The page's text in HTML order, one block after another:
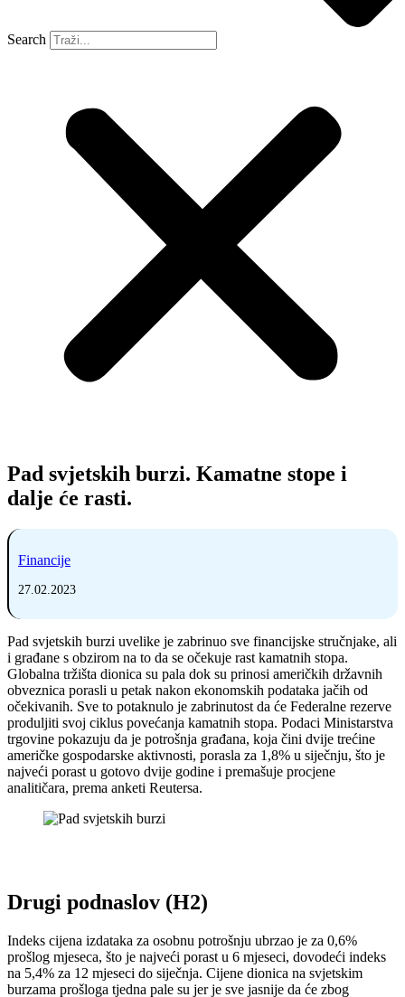
Search
Pad svjetskih burzi. Kamatne stope i
dalje će rasti.
Financije
27.02.2023
Pad svjetskih burzi uvelike je zabrinuo sve financijske stručnjake, ali
i građane s obzirom na to da se očekuje rast kamatnih stopa.
Globalna tržišta dionica su pala dok su prinosi američkih državnih
obveznica porasli u petak nakon ekonomskih podataka jačih od
očekivanih. Sve to potaknulo je zabrinutost da će Federalne rezerve
produljiti svoj ciklus povećanja kamatnih stopa. Podaci Ministarstva
trgovine pokazuju da je potrošnja građana, koja čini dvije trećine
američke gospodarske aktivnosti, porasla za 1,8% u siječnju, što je
najveći porast u gotovo dvije godine i premašuje procjene
analitičara, prema anketi Reutersa.
Drugi podnaslov (H2)
Indeks cijena izdataka za osobnu potrošnju ubrzao je za 0,6%
prošlog mjeseca, što je najveći porast u 6 mjeseci, dovodeći indeks
na 5,4% za 12 mjeseci do siječnja. Cijene dionica na svjetskim
burzama prošloga tjedna pale su jer je sve jasnije da će zbog